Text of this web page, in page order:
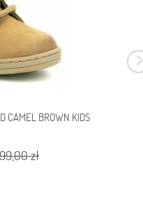
CAMEL BROWN KIDS
zł